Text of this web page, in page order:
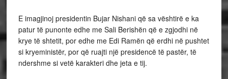
E imagjinoj presidentin Bujar Nishani që sa vështirë e ka
patur të punonte edhe me Sali Berishën që e zgjodhi në
krye të shtetit, por edhe me Edi Ramën që erdhi në pushtet
si kryeministër, por që ruajti një presidencë të pastër, të
ndershme si vetë karakteri dhe jeta e tij.